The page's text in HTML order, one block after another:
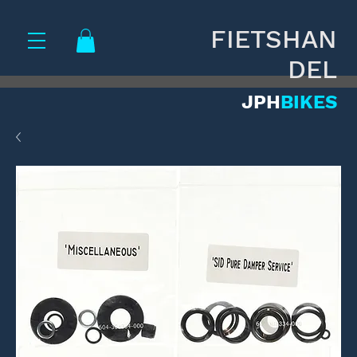
FIETSHAN
DEL
JPHBIKES